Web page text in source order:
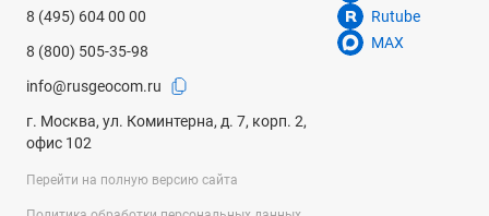
8 (495) 604 00 00
8 (800) 505-35-98
info@rusgeocom.ru
г. Москва, ул. Коминтерна, д. 7, корп. 2,
офис 102
Rutube
MAX
Перейти на полную версию сайта